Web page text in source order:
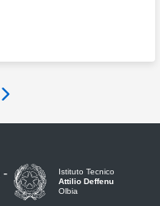
Pagina successiva
Istituto Tecnico
Attilio Deffenu
Olbia